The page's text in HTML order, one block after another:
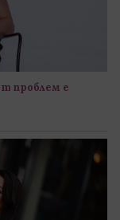
проблем е